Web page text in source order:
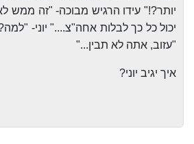
יותר?!" עידו הרגיש מבוכה- "זה ממש
יכול כל כך לבלות אחה"צ...." יוני-
"עזוב, אתה לא תבין..."
איך יגיב יוני?